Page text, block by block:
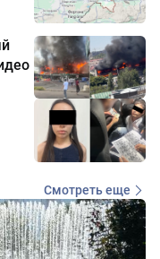
Смотреть еще